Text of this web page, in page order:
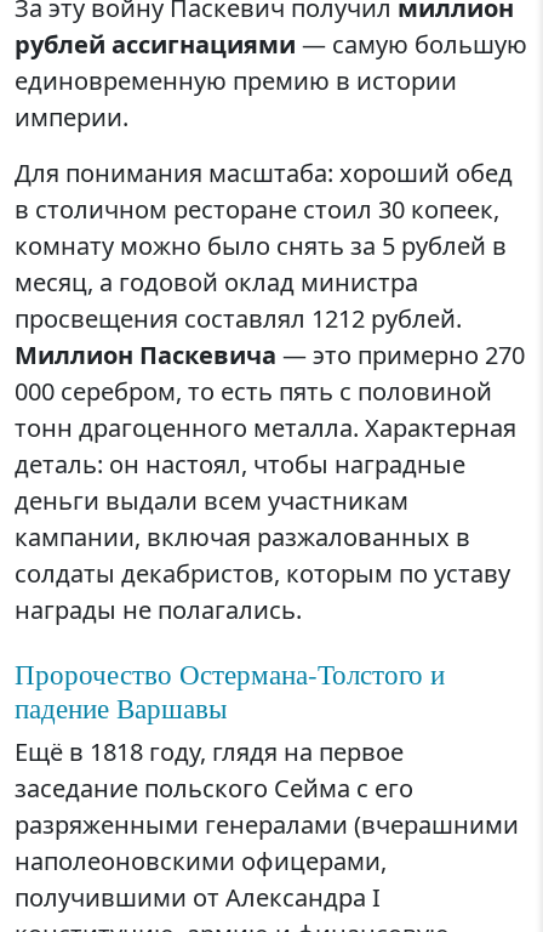
За эту войну Паскевич получил миллион
рублей ассигнациями — самую большую
единовременную премию в истории
империи.
Для понимания масштаба: хороший обед
в столичном ресторане стоил 30 копеек,
комнату можно было снять за 5 рублей в
месяц, а годовой оклад министра
просвещения составлял 1212 рублей.
Миллион Паскевича — это примерно 270
000 серебром, то есть пять с половиной
тонн драгоценного металла. Характерная
деталь: он настоял, чтобы наградные
деньги выдали всем участникам
кампании, включая разжалованных в
солдаты декабристов, которым по уставу
награды не полагались.
Пророчество Остермана-Толстого и
падение Варшавы
Ещё в 1818 году, глядя на первое
заседание польского Сейма с его
разряженными генералами (вчерашними
наполеоновскими офицерами,
получившими от Александра I